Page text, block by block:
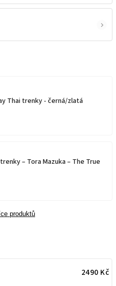
Thai trenky - černá/zlatá
– Tora Mazuka – The True
produktů
2490 Kč